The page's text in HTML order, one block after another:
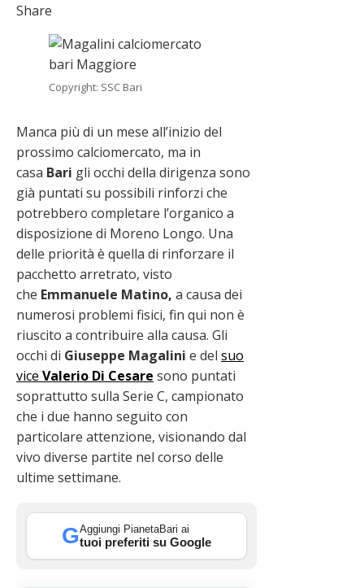
Share
Copyright: SSC Bari
Manca più di un mese all’inizio del
prossimo calciomercato, ma in
casa Bari gli occhi della dirigenza sono
già puntati su possibili rinforzi che
potrebbero completare l’organico a
disposizione di Moreno Longo. Una
delle priorità è quella di rinforzare il
pacchetto arretrato, visto
che Emmanuele Matino, a causa dei
numerosi problemi fisici, fin qui non è
riuscito a contribuire alla causa. Gli
occhi di Giuseppe Magalini e del suo
vice Valerio Di Cesare sono puntati
soprattutto sulla Serie C, campionato
che i due hanno seguito con
particolare attenzione, visionando dal
vivo diverse partite nel corso delle
ultime settimane.
GAggiungi PianetaBari ai
tuoi preferiti su Google